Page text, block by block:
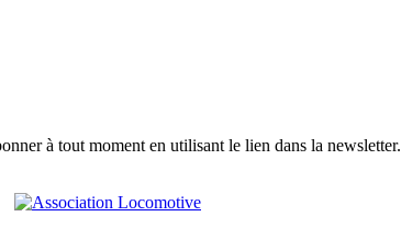
à tout moment en utilisant le lien dans la newsletter.